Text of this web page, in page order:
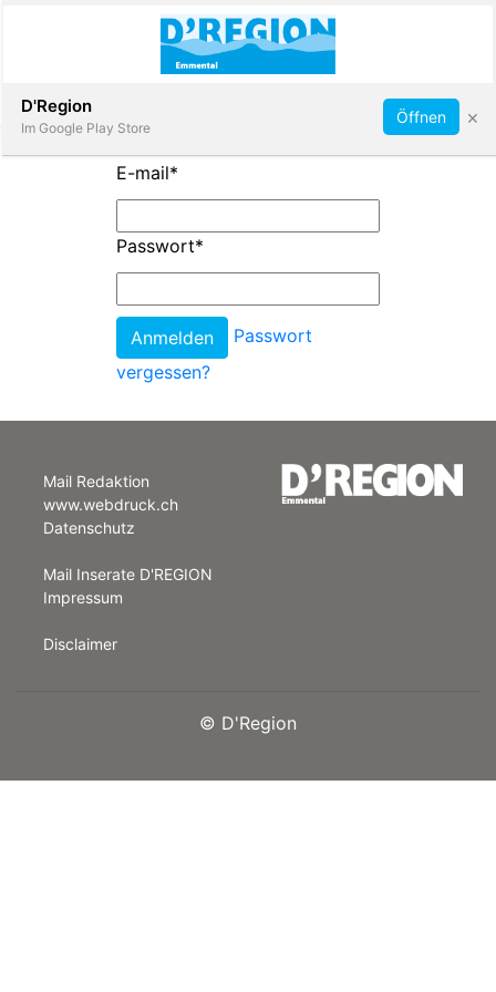
App
Abonnieren
E-mail*
Passwort*
Passwort
vergessen?
Mail Redaktion
www.webdruck.ch
Datenschutz
Mail Inserate D'REGION
Impressum
Disclaimer
© D'Region
D'Region
Im Google Play Store
Öffnen ×